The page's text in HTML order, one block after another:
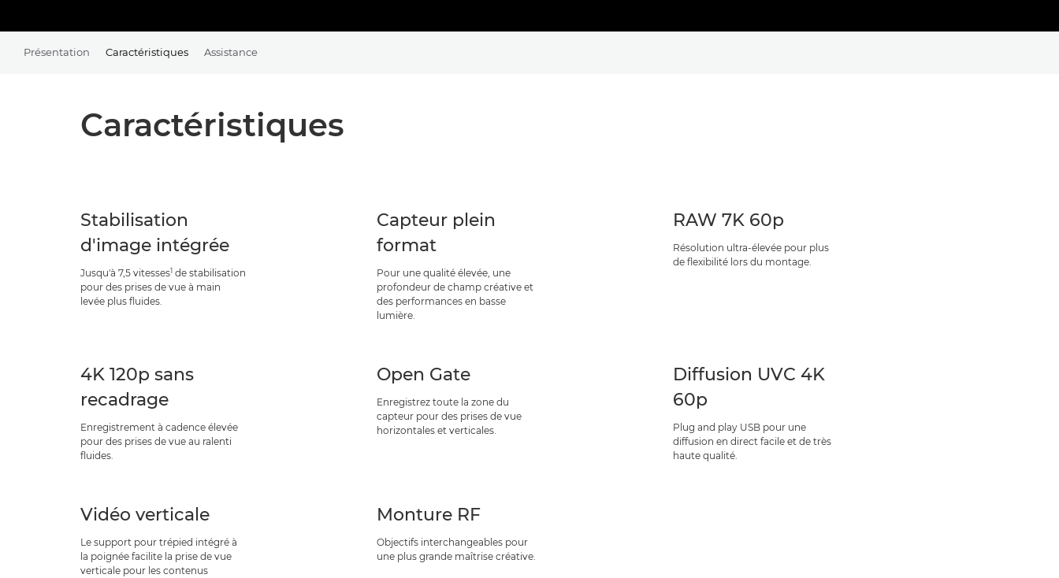
Présentation Caractéristiques Assistance
Caractéristiques
Stabilisation
d'image intégrée
Jusqu'à 7,5 vitesses1 de stabilisation
pour des prises de vue à main
levée plus fluides.
Capteur plein
format
Pour une qualité élevée, une
profondeur de champ créative et
des performances en basse
lumière.
RAW 7K 60p
Résolution ultra-élevée pour plus
de flexibilité lors du montage.
4K 120p sans
recadrage
Enregistrement à cadence élevée
pour des prises de vue au ralenti
fluides.
Open Gate
Enregistrez toute la zone du
capteur pour des prises de vue
horizontales et verticales.
Diffusion UVC 4K
60p
Plug and play USB pour une
diffusion en direct facile et de très
haute qualité.
Vidéo verticale
Le support pour trépied intégré à
la poignée facilite la prise de vue
verticale pour les contenus
Monture RF
Objectifs interchangeables pour
une plus grande maîtrise créative.